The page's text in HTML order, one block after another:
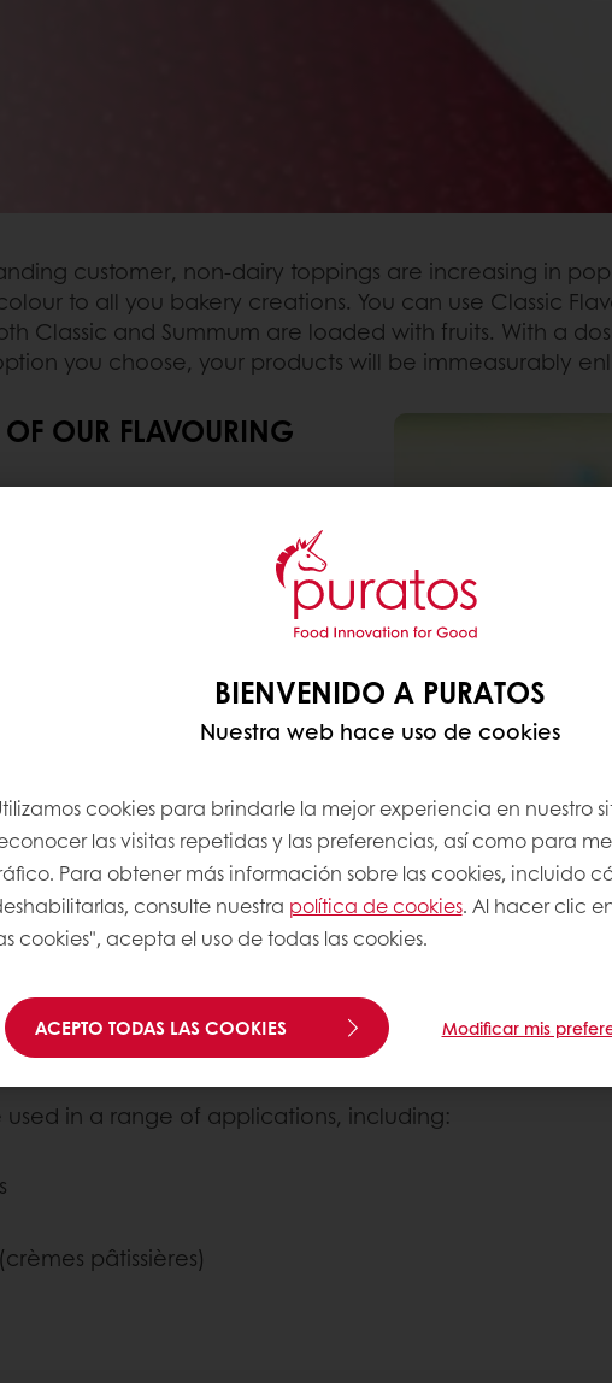
customer, non-dairy toppings are increasing in
to all you bakery creations. You can use Classic
Classic and Summum are loaded with fruits. With a
you choose, your products will be immeasurably
OUR FLAVOURING
you to differentiate your
Even at a low dosage, Fruit
to your creations, as well
work with
PREPARATIONS BE USED?
in a range of applications, including:
pâtissières)
BIENVENIDO A PURATOS
Nuestra web hace uso de cookies
cookies para brindarle la mejor experiencia en nuestro
las visitas repetidas y las preferencias, así como para
Para obtener más información sobre las cookies, incluido
consulte nuestra política de cookies. Al hacer clic
cookies", acepta el uso de todas las cookies.
ACEPTO TODAS LAS COOKIES Modificar mis